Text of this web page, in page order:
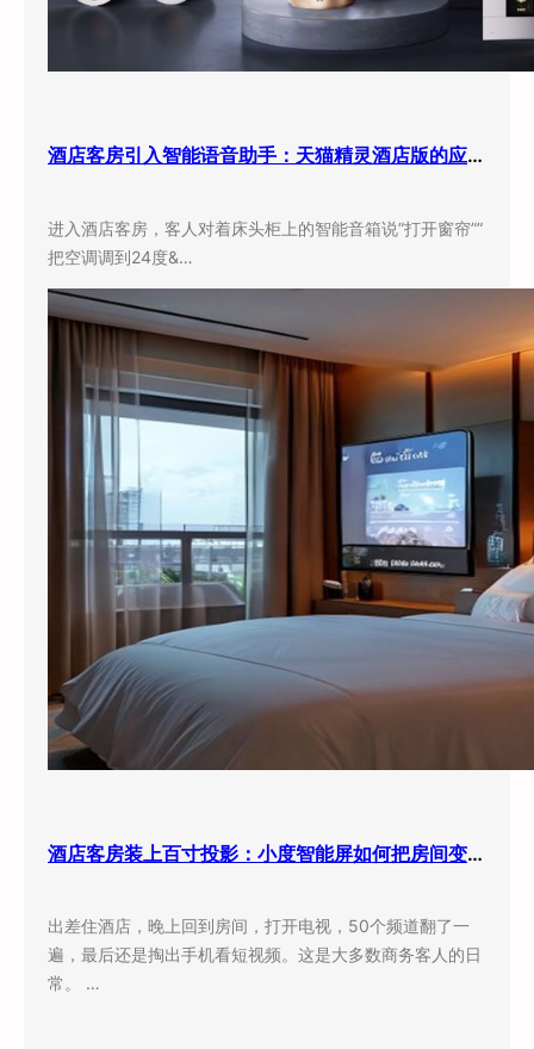
酒店客房引入智能语音助手：天猫精灵酒店版的应用现状与实际效果
进入酒店客房，客人对着床头柜上的智能音箱说”打开窗帘””
把空调调到24度&…
酒店客房装上百寸投影：小度智能屏如何把房间变成”第三空间”
出差住酒店，晚上回到房间，打开电视，50个频道翻了一
遍，最后还是掏出手机看短视频。这是大多数商务客人的日
常。 …